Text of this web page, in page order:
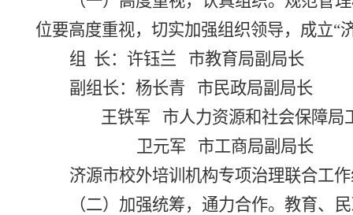
位要高度重视，切实加强组织领导，成立“
组
长：许钰兰
市教育局副局长
副组长：杨长青
市民政局副局长
王铁军
市人力资源和社会保障局
卫元军
市工商局副局长
济源市校外培训机构专项治理联合工
（二）加强统筹，通力合作。教育、